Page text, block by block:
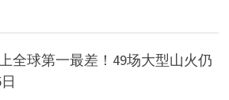
全球第一最差！49场大型山火仍